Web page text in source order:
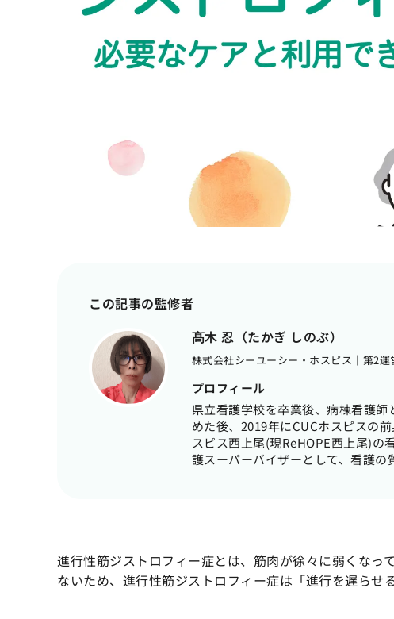
この記事の監修者
髙木 忍（たかぎ しのぶ）
株式会社シーユーシー・ホスピス｜第2
プロフィール
県立看護学校を卒業後、病棟看護
めた後、2019年にCUCホスピスの
スピス西上尾(現ReHOPE西上尾)の
護スーパーバイザーとして、看護の
進行性筋ジストロフィー症とは、筋肉が徐々に弱くなっ
ないため、進行性筋ジストロフィー症は「進行を遅らせ